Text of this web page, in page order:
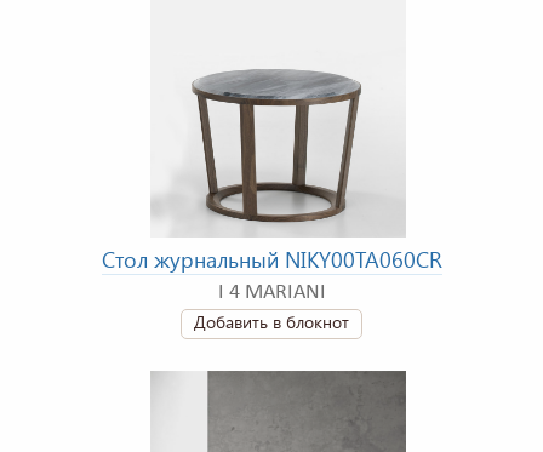
Стол журнальный NIKY00TA060CR
I 4 MARIANI
Добавить в блокнот